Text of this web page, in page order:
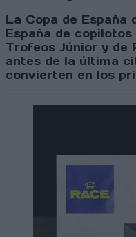
La Copa de España
España de
Trofeos Júnior y de
antes de la última
convierten en los